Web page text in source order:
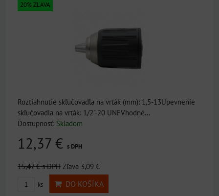
20% ZĽAVA
Roztiahnutie skľučovadla na vrták (mm): 1,5-13Upevnenie
skľučovadla na vrták: 1/2"-20 UNFVhodné...
Dostupnosť: Skladom
12,37 € s DPH
15,47 €s DPH Zľava 3,09 €
ks DO KOŠÍKA